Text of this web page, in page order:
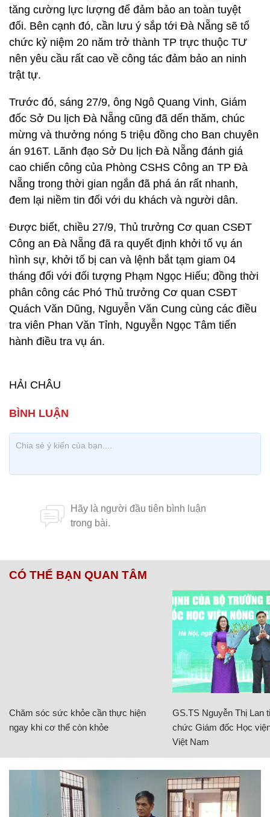
tăng cường lực lượng để đảm bảo an toàn tuyệt
đối. Bên cạnh đó, cần lưu ý sắp tới Đà Nẵng sẽ tổ
chức kỷ niệm 20 năm trở thành TP trực thuộc TƯ
nên yêu cầu rất cao về công tác đảm bảo an ninh
trật tự.
Trước đó, sáng 27/9, ông Ngô Quang Vinh, Giám
đốc Sở Du lịch Đà Nẵng cũng đã dến thăm, chúc
mừng và thưởng nóng 5 triệu đồng cho Ban chuyên
án 916T. Lãnh đạo Sở Du lịch Đà Nẵng đánh giá
cao chiến công của Phòng CSHS Công an TP Đà
Nẵng trong thời gian ngắn đã phá án rất nhanh,
đem lại niềm tin đối với du khách và người dân.
Được biết, chiều 27/9, Thủ trưởng Cơ quan CSĐT
Công an Đà Nẵng đã ra quyết định khởi tố vụ án
hình sự, khởi tố bị can và lệnh bắt tạm giam 04
tháng đối với đối tượng Phạm Ngọc Hiếu; đồng thời
phân công các Phó Thủ trưởng Cơ quan CSĐT
Quách Văn Dũng, Nguyễn Văn Cung cùng các điều
tra viên Phan Văn Tỉnh, Nguyễn Ngọc Tâm tiến
hành điều tra vụ án.
HẢI CHÂU
CÓ THỂ BẠN QUAN TÂM
Chăm sóc sức khỏe cần thực hiện
ngay khi cơ thể còn khỏe
GS.TS Nguyễn Thị Lan
chức Giám đốc Học
Việt Nam